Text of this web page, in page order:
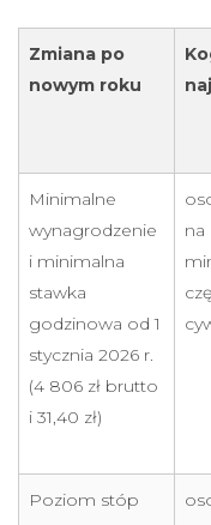
Zmiana po
nowym roku
Minimalne
wynagrodzenie
i minimalna
stawka
godzinowa od 1
stycznia 2026 r.
(4 806 zł brutto
i 31,40 zł)
na
Poziom stóp